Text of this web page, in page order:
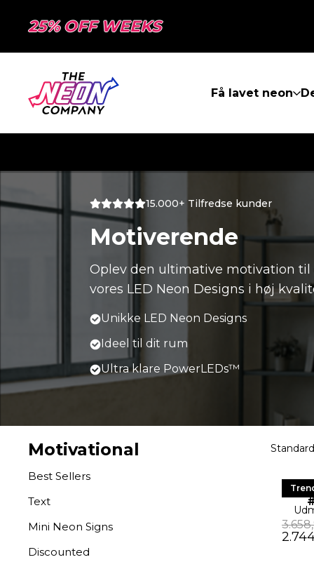
25% OFF WEEKS
Få lavet neon
15.000+ Tilfredse kunder
Motiverende
Oplev den ultimative motivation
vores LED Neon Designs i høj
Unikke LED Neon Designs
Ideel til dit rum
Ultra klare PowerLEDs™
Motivational
Best Sellers
Text
Mini Neon Signs
Discounted
Den